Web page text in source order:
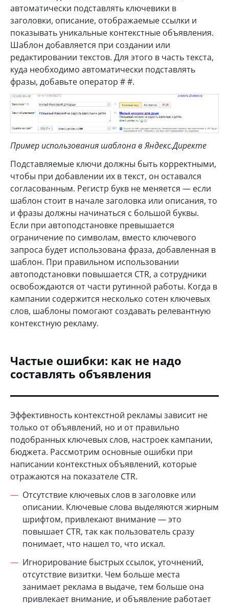
автоматически подставлять ключевики в
заголовки, описание, отображаемые ссылки и
показывать уникальные контекстные объявления.
Шаблон добавляется при создании или
редактировании текстов. Для этого в часть текста,
куда необходимо автоматически подставлять
фразы, добавьте оператор # #.
Пример использования шаблона в Яндекс.Директе
Подставляемые ключи должны быть корректными,
чтобы при добавлении их в текст, он оставался
согласованным. Регистр букв не меняется — если
шаблон стоит в начале заголовка или описания, то
и фразы должны начинаться с большой буквы.
Если при автоподстановке превышается
ограничение по символам, вместо ключевого
запроса будет использована фраза, добавленная в
шаблон. При правильном использовании
автоподстановки повышается CTR, а сотрудники
освобождаются от части рутинной работы. Когда в
кампании содержится несколько сотен ключевых
слов, шаблоны помогают создавать релевантную
контекстную рекламу.
Частые ошибки: как не надо
составлять объявления
Эффективность контекстной рекламы зависит не
только от объявлений, но и от правильно
подобранных ключевых слов, настроек кампании,
бюджета. Рассмотрим основные ошибки при
написании контекстных объявлений, которые
отражаются на показателе CTR.
Отсутствие ключевых слов в заголовке или
описании. Ключевые слова выделяются жирным
шрифтом, привлекают внимание — это
повышает CTR, так как пользователь сразу
понимает, что нашел то, что искал.
Игнорирование быстрых ссылок, уточнений,
отсутствие визитки. Чем больше места
занимает реклама в выдаче, тем больше она
привлекает внимание, и объявление работает